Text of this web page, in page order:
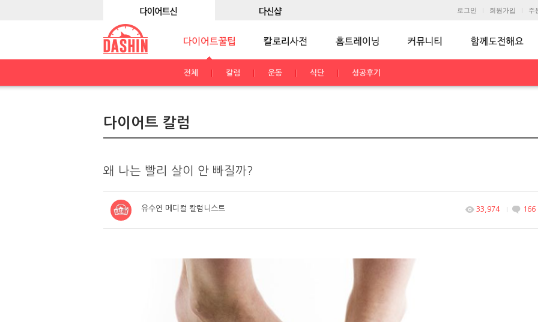
로그인 회원가입 주
전체 칼럼 운동 식단 성공후기
다이어트 칼럼
왜 나는 빨리 살이 안 빠질까?
유수연 메디컬 칼럼니스트 33,974 166